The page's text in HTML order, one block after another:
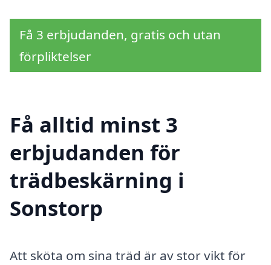
Få 3 erbjudanden, gratis och utan
förpliktelser
Få alltid minst 3
erbjudanden för
trädbeskärning i
Sonstorp
Att sköta om sina träd är av stor vikt för